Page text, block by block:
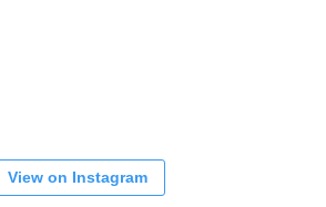
View on Instagram